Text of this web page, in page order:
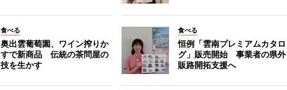
食べる
奥出雲葡萄園、ワイン搾りか
すで新商品 伝統の茶問屋の
技を生かす
食べる
恒例「雲南プレミアムカタロ
グ」販売開始 事業者の県外
販路開拓支援へ